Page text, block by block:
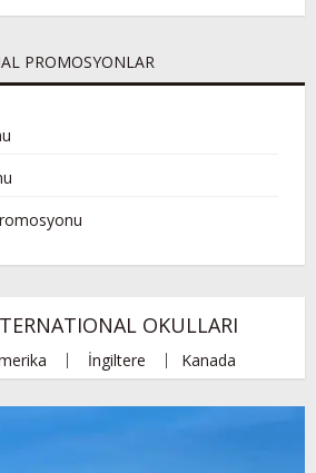
PROMOSYONLAR
OKULLARI
İngiltere Kanada